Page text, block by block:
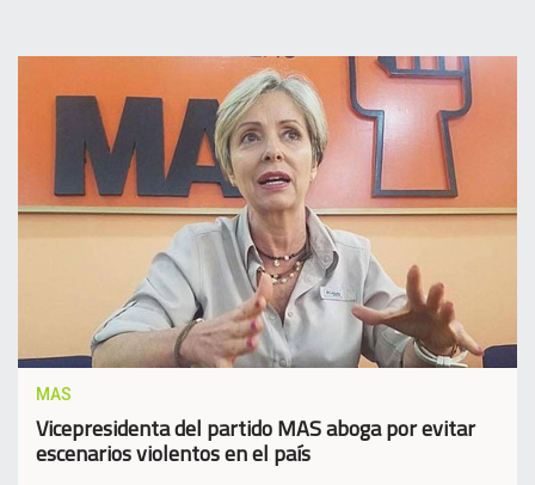
MAS
Vicepresidenta del partido MAS aboga por evitar
escenarios violentos en el país